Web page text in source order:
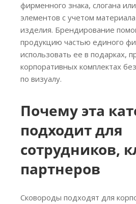
фирменного знака, слогана
элементов с учетом
изделия. Брендирование
продукцию частью единого
использовать ее в подарках,
корпоративных комплектах
по визуалу.
Почему эта
подходит для
сотрудников,
партнеров
Сковороды подходят для